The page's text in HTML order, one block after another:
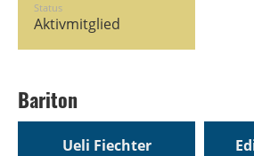
Status
Aktivmitglied
Bariton
Ueli Fiechter